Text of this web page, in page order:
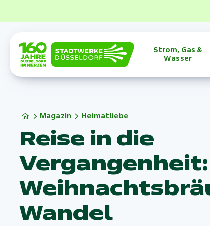
Strom, Gas &
Wasser
Magazin Heimatliebe
Reise in die
Vergangenheit:
Wandel